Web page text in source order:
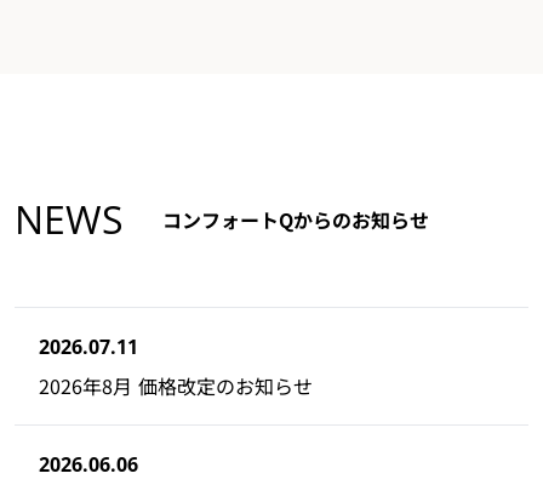
NEWS コンフォートQからのお知らせ
2026.07.11
2026年8月 価格改定のお知らせ
2026.06.06